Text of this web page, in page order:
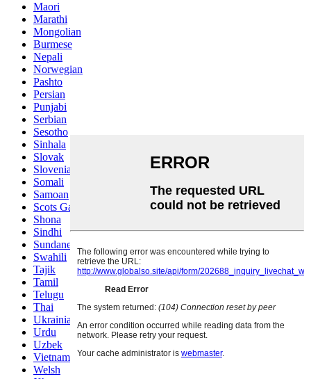
Maori
Marathi
Mongolian
Burmese
Nepali
Norwegian
Pashto
Persian
Punjabi
Serbian
Sesotho
Sinhala
Slovak
Slovenian
Somali
Samoan
Scots Gaelic
Shona
Sindhi
Sundanese
Swahili
Tajik
Tamil
Telugu
Thai
Ukrainian
Urdu
Uzbek
Vietnamese
Welsh